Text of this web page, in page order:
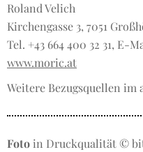
Roland Velich
Kirchengasse 3, 7051
Tel. +43 664 400 32 31, E-
www.moric.at
Weitere Bezugsquellen im
Fotoin Druckqualität ©